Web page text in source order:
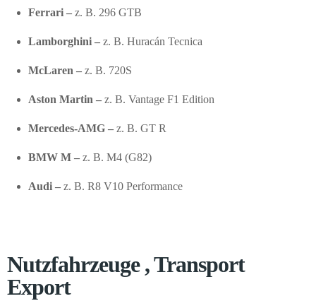
Ferrari – z. B. 296 GTB
Lamborghini – z. B. Huracán Tecnica
McLaren – z. B. 720S
Aston Martin – z. B. Vantage F1 Edition
Mercedes-AMG – z. B. GT R
BMW M – z. B. M4 (G82)
Audi – z. B. R8 V10 Performance
Nutzfahrzeuge , Transport
Export